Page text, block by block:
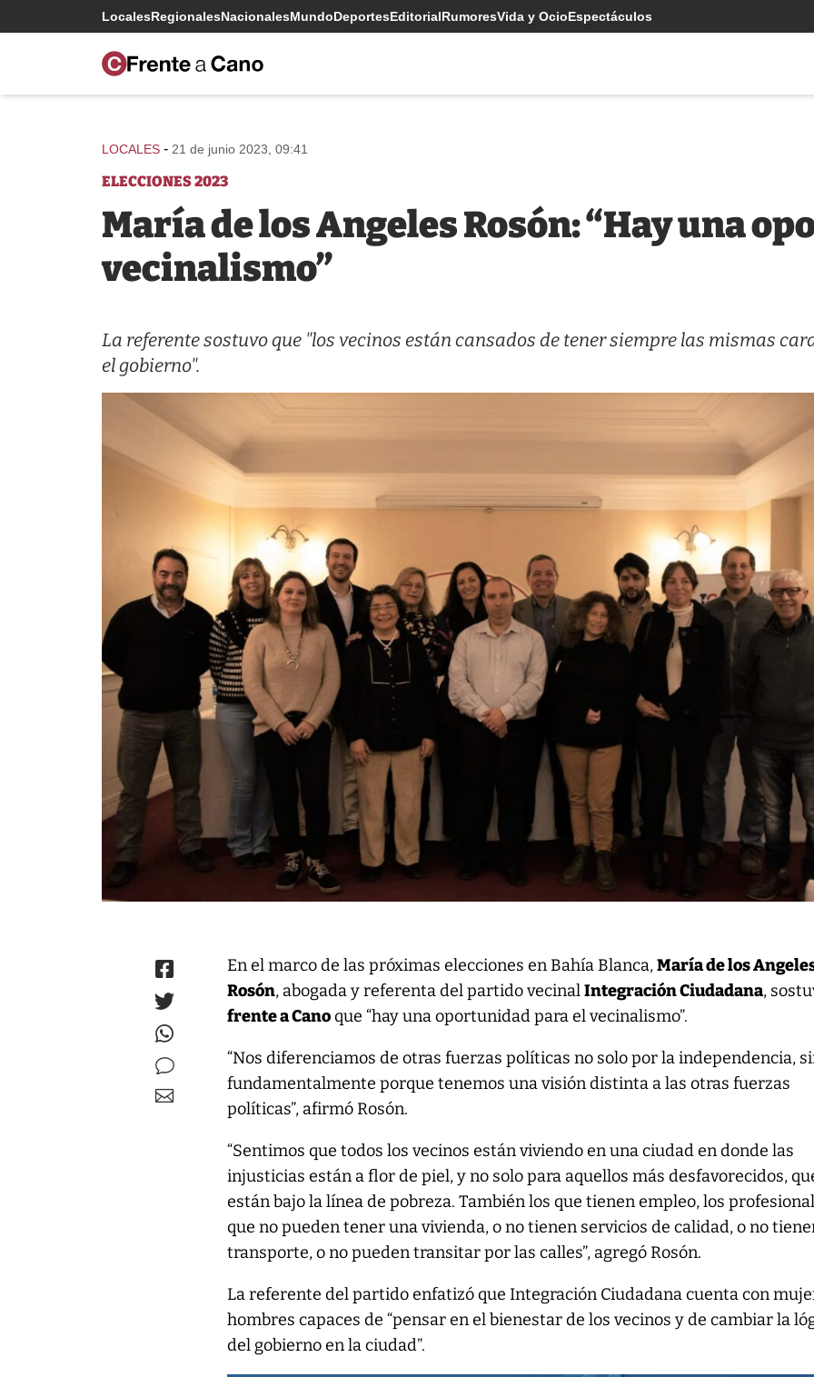
LocalesRegionalesNacionalesMundoDeportesEditorialRumoresVida y OcioEspectáculos
LOCALES - 21 de junio 2023, 09:41
ELECCIONES 2023
María de los Angeles Rosón: “Hay una
vecinalismo”
La referente sostuvo que "los vecinos están cansados de tener siempre las mismas
el gobierno".
En el marco de las próximas elecciones en Bahía Blanca,María de los
Rosón, abogada y referenta del partido vecinalIntegración Ciudadana,
frente a Canoque “hay una oportunidad para el vecinalismo”.
“Nos diferenciamos de otras fuerzas políticas no solo por la independencia,
fundamentalmente porque tenemos una visión distinta a las otras fuerzas
políticas”, afirmó Rosón.
“Sentimos que todos los vecinos están viviendo en una ciudad en donde las
injusticias están a flor de piel, y no solo para aquellos más desfavorecidos,
están bajo la línea de pobreza. También los que tienen empleo, los
que no pueden tener una vivienda, o no tienen servicios de calidad, o no
transporte, o no pueden transitar por las calles”, agregó Rosón.
La referente del partido enfatizó que Integración Ciudadana cuenta con
hombres capaces de “pensar en el bienestar de los vecinos y de cambiar la
del gobierno en la ciudad”.